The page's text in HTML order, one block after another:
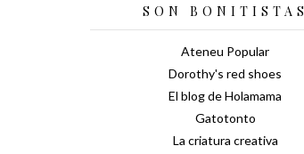
SON BONITISTAS
Ateneu Popular
Dorothy's red shoes
El blog de Holamama
Gatotonto
La criatura creativa